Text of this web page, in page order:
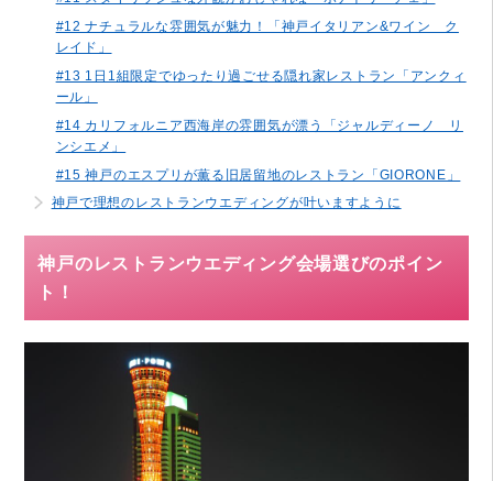
#12 ナチュラルな雰囲気が魅力！「神戸イタリアン&ワイン ク
レイド」
#13 1日1組限定でゆったり過ごせる隠れ家レストラン「アンクィ
ール」
#14 カリフォルニア西海岸の雰囲気が漂う「ジャルディーノ リ
ンシエメ」
#15 神戸のエスプリが薫る旧居留地のレストラン「GIORONE」
神戸で理想のレストランウエディングが叶いますように
神戸のレストランウエディング会場選びのポイン
ト！